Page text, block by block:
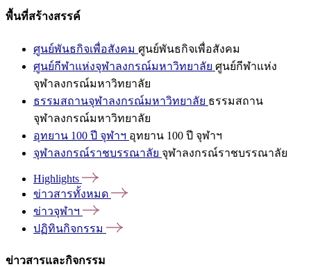
พื้นที่สร้างสรรค์
ศูนย์พันธกิจเพื่อสังคม ศูนย์พันธกิจเพื่อสังคม
ศูนย์กีฬาแห่งจุฬาลงกรณ์มหาวิทยาลัย ศูนย์กีฬาแห่ง
จุฬาลงกรณ์มหาวิทยาลัย
ธรรมสถานจุฬาลงกรณ์มหาวิทยาลัย ธรรมสถาน
จุฬาลงกรณ์มหาวิทยาลัย
อุทยาน 100 ปี จุฬาฯ อุทยาน 100 ปี จุฬาฯ
จุฬาลงกรณ์ราชบรรณาลัย จุฬาลงกรณ์ราชบรรณาลัย
Highlights
ข่าวสารทั้งหมด
ข่าวจุฬาฯ
ปฏิทินกิจกรรม
ข่าวสารและกิจกรรม